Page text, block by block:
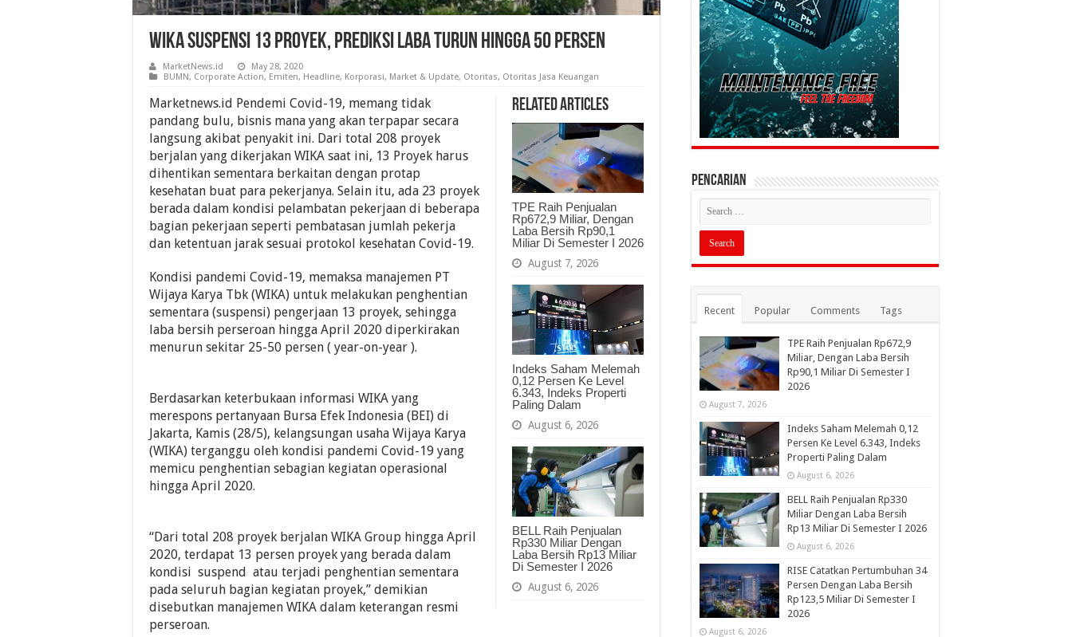
WIKA Suspensi 13 Proyek, Prediksi Laba Turun Hingga 50 Persen
MarketNews.id
May 28, 2020
BUMN, Corporate Action, Emiten, Headline, Korporasi, Market & Update, Otoritas, Otoritas Jasa Keuangan
Related Articles
TPE Raih Penjualan
Rp672,9 Miliar, Dengan
Laba Bersih Rp90,1
Miliar Di Semester I 2026
August 7, 2026
Indeks Saham Melemah
0,12 Persen Ke Level
6.343, Indeks Properti
Paling Dalam
August 6, 2026
BELL Raih Penjualan
Rp330 Miliar Dengan
Laba Bersih Rp13 Miliar
Di Semester I 2026
August 6, 2026
Marketnews.id Pendemi Covid-19, memang tidak
pandang bulu, bisnis mana yang akan terpapar secara
langsung akibat penyakit ini. Dari total 208 proyek
berjalan yang dikerjakan WIKA saat ini, 13 Proyek harus
dihentikan sementara berkaitan dengan protap
kesehatan buat para pekerjanya. Selain itu, ada 23 proyek
berada dalam kondisi pelambatan pekerjaan di beberapa
bagian pekerjaan seperti pembatasan jumlah pekerja
dan ketentuan jarak sesuai protokol kesehatan Covid-19.
Kondisi pandemi Covid-19, memaksa manajemen PT
Wijaya Karya Tbk (WIKA) untuk melakukan penghentian
sementara (suspensi) pengerjaan 13 proyek, sehingga
laba bersih perseroan hingga April 2020 diperkirakan
menurun sekitar 25-50 persen ( year-on-year ).
Berdasarkan keterbukaan informasi WIKA yang
merespons pertanyaan Bursa Efek Indonesia (BEI) di
Jakarta, Kamis (28/5), kelangsungan usaha Wijaya Karya
(WIKA) terganggu oleh kondisi pandemi Covid-19 yang
memicu penghentian sebagian kegiatan operasional
hingga April 2020.
“Dari total 208 proyek berjalan WIKA Group hingga April
2020, terdapat 13 persen proyek yang berada dalam
kondisi suspend atau terjadi penghentian sementara
pada seluruh bagian kegiatan proyek,” demikian
disebutkan manajemen WIKA dalam keterangan resmi
perseroan.
PENCARIAN
Recent Popular Comments Tags
TPE Raih Penjualan Rp672,9
Miliar, Dengan Laba Bersih
Rp90,1 Miliar Di Semester I
2026
August 7, 2026
Indeks Saham Melemah 0,12
Persen Ke Level 6.343, Indeks
Properti Paling Dalam
August 6, 2026
BELL Raih Penjualan Rp330
Miliar Dengan Laba Bersih
Rp13 Miliar Di Semester I 2026
August 6, 2026
RISE Catatkan Pertumbuhan 34
Persen Dengan Laba Bersih
Rp123,5 Miliar Di Semester I
2026
August 6, 2026